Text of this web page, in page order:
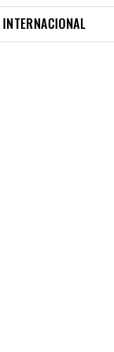
INTERNACIONAL